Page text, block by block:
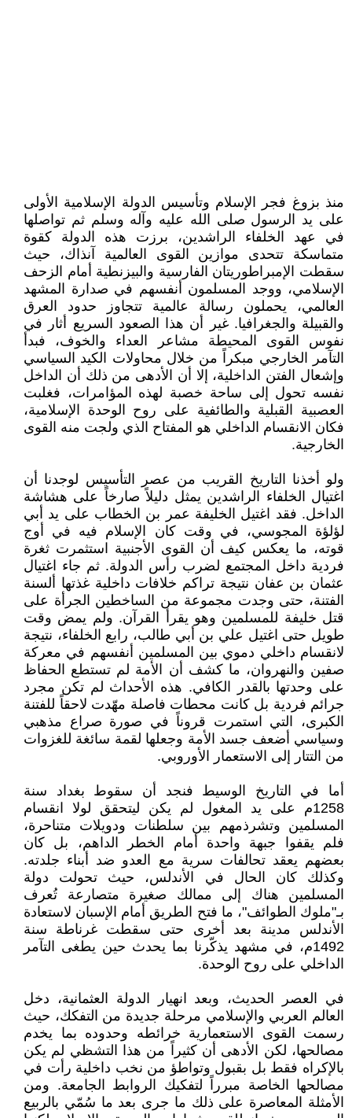
منذ بزوغ فجر الإسلام وتأسيس الدولة الإسلامية الأولى
على يد الرسول صلى الله عليه وآله وسلم ثم تواصلها
في عهد الخلفاء الراشدين، برزت هذه الدولة كقوة
متماسكة تتحدى موازين القوى العالمية آنذاك، حيث
سقطت الإمبراطوريتان الفارسية والبيزنطية أمام الزحف
الإسلامي، ووجد المسلمون أنفسهم في صدارة المشهد
العالمي، يحملون رسالة عالمية تتجاوز حدود العرق
والقبيلة والجغرافيا. غير أن هذا الصعود السريع أثار في
نفوس القوى المحيطة مشاعر العداء والخوف، فبدأ
التآمر الخارجي مبكراً من خلال محاولات الكيد السياسي
وإشعال الفتن الداخلية، إلا أن الأدهى من ذلك أن الداخل
نفسه تحول إلى ساحة خصبة لهذه المؤامرات، فغلبت
العصبية القبلية والطائفية على روح الوحدة الإسلامية،
فكان الانقسام الداخلي هو المفتاح الذي ولجت منه القوى
الخارجية.
ولو أخذنا التاريخ القريب من عصر التأسيس لوجدنا أن
اغتيال الخلفاء الراشدين يمثل دليلاً صارخاً على هشاشة
الداخل. فقد اغتيل الخليفة عمر بن الخطاب على يد أبي
لؤلؤة المجوسي، في وقت كان الإسلام فيه في أوج
قوته، ما يعكس كيف أن القوى الأجنبية استثمرت ثغرة
فردية داخل المجتمع لضرب رأس الدولة. ثم جاء اغتيال
عثمان بن عفان نتيجة تراكم خلافات داخلية غذتها ألسنة
الفتنة، حتى وجدت مجموعة من الساخطين الجرأة على
قتل خليفة للمسلمين وهو يقرأ القرآن. ولم يمض وقت
طويل حتى اغتيل علي بن أبي طالب، رابع الخلفاء، نتيجة
لانقسام داخلي دموي بين المسلمين أنفسهم في معركة
صفين والنهروان، ما كشف أن الأمة لم تستطع الحفاظ
على وحدتها بالقدر الكافي. هذه الأحداث لم تكن مجرد
جرائم فردية بل كانت محطات فاصلة مهّدت لاحقاً للفتنة
الكبرى، التي استمرت قروناً في صورة صراع مذهبي
وسياسي أضعف جسد الأمة وجعلها لقمة سائغة للغزوات
من التتار إلى الاستعمار الأوروبي.
أما في التاريخ الوسيط فنجد أن سقوط بغداد سنة
1258م على يد المغول لم يكن ليتحقق لولا انقسام
المسلمين وتشرذمهم بين سلطنات ودويلات متناحرة،
فلم يقفوا جبهة واحدة أمام الخطر الداهم، بل كان
بعضهم يعقد تحالفات سرية مع العدو ضد أبناء جلدته.
وكذلك كان الحال في الأندلس، حيث تحولت دولة
المسلمين هناك إلى ممالك صغيرة متصارعة تُعرف
بـ"ملوك الطوائف"، ما فتح الطريق أمام الإسبان لاستعادة
الأندلس مدينة بعد أخرى حتى سقطت غرناطة سنة
1492م، في مشهد يذكّرنا بما يحدث حين يطغى التآمر
الداخلي على روح الوحدة.
في العصر الحديث، وبعد انهيار الدولة العثمانية، دخل
العالم العربي والإسلامي مرحلة جديدة من التفكك، حيث
رسمت القوى الاستعمارية خرائطه وحدوده بما يخدم
مصالحها، لكن الأدهى أن كثيراً من هذا التشظي لم يكن
بالإكراه فقط بل بقبول وتواطؤ من نخب داخلية رأت في
مصالحها الخاصة مبرراً لتفكيك الروابط الجامعة. ومن
الأمثلة المعاصرة على ذلك ما جرى بعد ما سُمّي بالربيع